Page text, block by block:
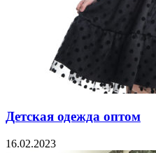
Детская одежда оптом
16.02.2023